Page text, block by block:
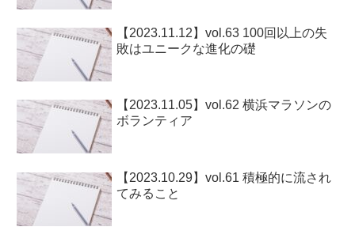
【2023.11.12】vol.63 100回以上の失
敗はユニークな進化の礎
【2023.11.05】vol.62 横浜マラソンの
ボランティア
【2023.10.29】vol.61 積極的に流され
てみること